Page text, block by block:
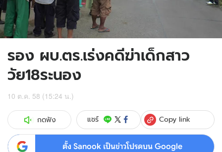
รอง ผบ.ตร.เร่งคดีฆ่าเด็กสาว
วัย18ระนอง
10 ต.ค. 58 (15:24 น.)
กดฟัง แชร์ Copy link
ตั้ง Sanook เป็นข่าวโปรดบน Google